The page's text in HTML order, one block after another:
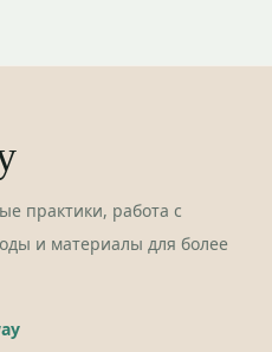
практики, работа с
и материалы для более